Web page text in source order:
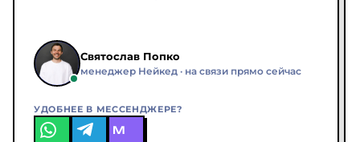
Святослав Попко
менеджер Нейкед · на связи прямо сейчас
УДОБНЕЕ В МЕССЕНДЖЕРЕ?
M